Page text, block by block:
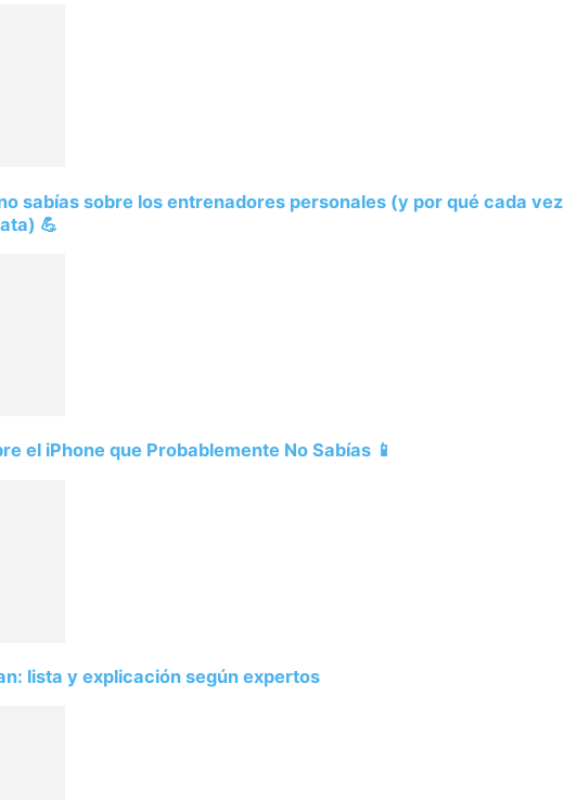
sabías sobre los entrenadores personales (y por qué cada vez
💪
el iPhone que Probablemente No Sabías 📱
lista y explicación según expertos